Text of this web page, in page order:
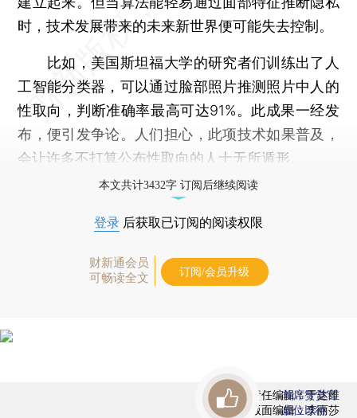
时，技术发展带来的未来新世界便可能失去控制。
比如，美国斯坦福大学的研究者们训练出了人
工智能分类器，可以通过脸部照片推测照片中人的
性取向，判断准确率最高可达91%。此成果一经发
布，便引发争论。人们担心，此项技术如果普及，
会让许多不打算公布性取向的人士无所遁形。
本文共计3432字 订阅后继续阅读
登录 后获取已订阅的阅读权限
财新通会员
可畅读全文
订阅/会员升级
责任编辑：于达维
版面编辑：李丽莎
首席赞赏官
虚位以待